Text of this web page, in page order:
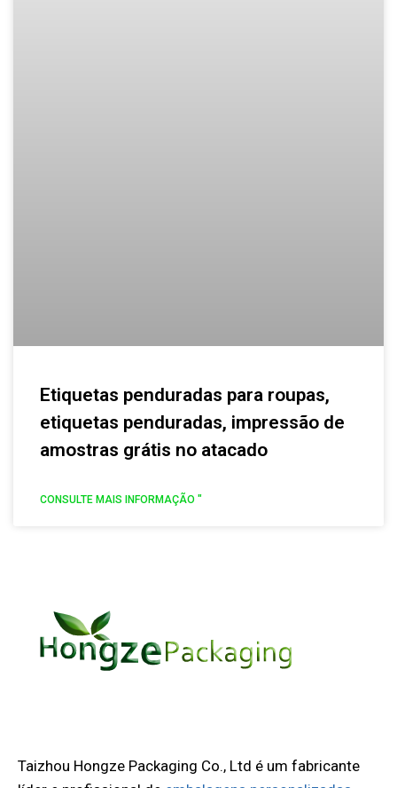
Etiquetas penduradas para roupas,
etiquetas penduradas, impressão de
amostras grátis no atacado
CONSULTE MAIS INFORMAÇÃO "
Taizhou Hongze Packaging Co., Ltd é um fabricante